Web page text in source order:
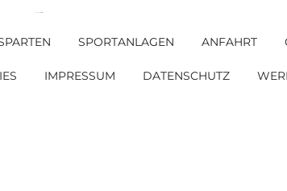
SPORTANLAGEN ANFAHRT
IMPRESSUM DATENSCHUTZ